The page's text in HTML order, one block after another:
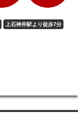
上石神井駅より徒歩7分